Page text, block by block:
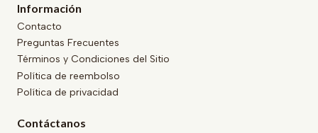
Información
Contacto
Preguntas Frecuentes
Términos y Condiciones del Sitio
Política de reembolso
Política de privacidad
Contáctanos